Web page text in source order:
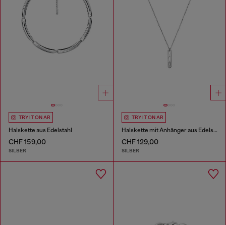
TRY IT ON AR
Halskette aus Edelstahl
CHF 159,00
SILBER
TRY IT ON AR
Halskette mit Anhänger aus Edelstahl
CHF 129,00
SILBER